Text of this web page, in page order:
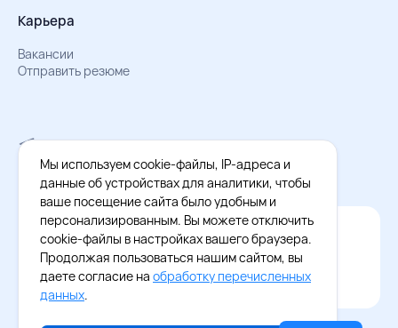
Карьера
Вакансии
Отправить резюме
Мы в Телеграм
Документы об обработке персональных данных
Охрана труда – результаты СОУТ
Официальное приложение Восток - Запад
Cкачайте бесплатное приложение
Мы используем cookie-файлы, IP-адреса и
данные об устройствах для аналитики, чтобы
ваше посещение сайта было удобным и
персонализированным. Вы можете отключить
cookie-файлы в настройках вашего браузера.
Продолжая пользоваться нашим сайтом, вы
даете согласие на обработку перечисленных
данных.